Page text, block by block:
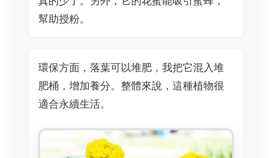
幫助授粉。
環保方面，落葉可以堆肥，我把它混入堆
肥桶，增加養分。整體來說，這種植物很
適合永續生活。